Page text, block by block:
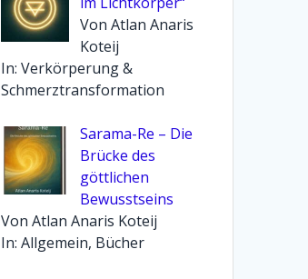
Von Atlan Anaris
Koteij
In: Verkörperung &
Schmerztransformation
Sarama-Re – Die
Brücke des
göttlichen
Bewusstseins
Von Atlan Anaris Koteij
In: Allgemein, Bücher